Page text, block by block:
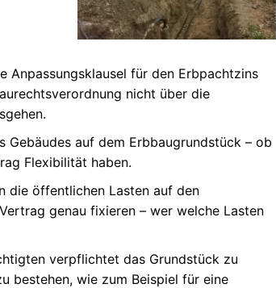
Anpassungsklausel für den Erbpachtzins
nicht über die
Gebäudes auf dem Erbbaugrundstück – ob
Flexibilität haben.
die öffentlichen Lasten auf den
genau fixieren – wer welche Lasten
verpflichtet das Grundstück zu
bestehen, wie zum Beispiel für eine